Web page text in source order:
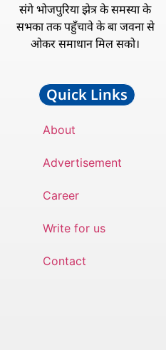
संगे भोजपुरिया झेत्र के समस्या के
सभका तक पहुँचावे के बा जवना से
ओकर समाधान मिल सको।
Quick Links
About
Advertisement
Career
Write for us
Contact